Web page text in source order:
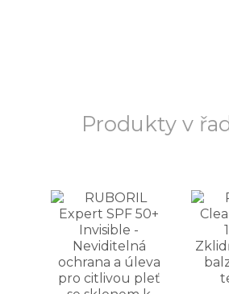
Produkty v